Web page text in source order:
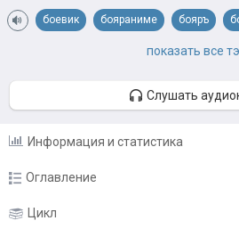
коем разе! Не выдумывай, это бред!
баянов и роялей, с фансервисом
читателей - быстрее прода
Прода раз в два дня в 0 15 мск
боевик бояраниме бояръ
российская
показать все
Слушать
Информация и статистика
Оглавление
Глава 1 - Стоп, снято!
Цикл